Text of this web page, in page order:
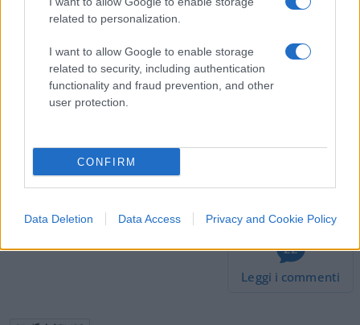
related to personalization.
I want to allow Google to enable storage
related to security, including authentication
functionality and fraud prevention, and other
user protection.
CONFIRM
Data Deletion Data Access Privacy and Cookie Policy
Chi volesse controllare potrebbe farsi un giro sul sito
della Faz, nel quale troval’articolo di Marco Seliger
che sostiene quanto notato dal nostro commensale
Franco.
22
Leggi i commenti